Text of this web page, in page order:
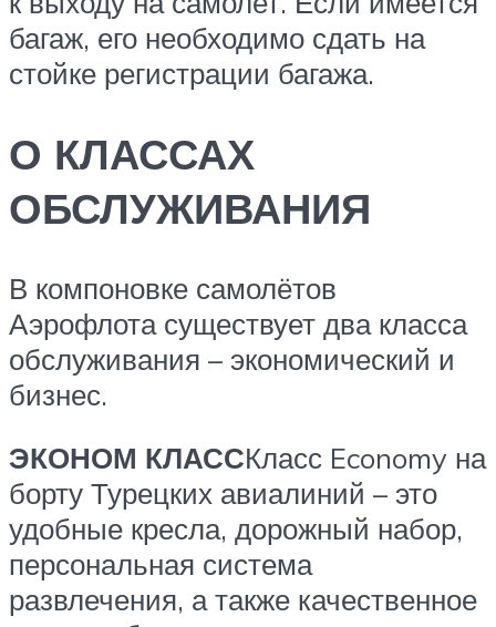
багаж, его необходимо сдать на
стойке регистрации багажа.
О КЛАССАХ
ОБСЛУЖИВАНИЯ
В компоновке самолётов
Аэрофлота существует два класса
обслуживания – экономический и
бизнес.
ЭКОНОМ КЛАССКласс Economy на
борту Турецких авиалиний – это
удобные кресла, дорожный набор,
персональная система
развлечения, а также качественное